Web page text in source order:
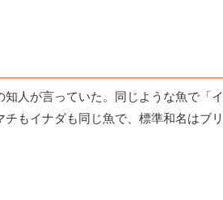
人が言っていた。同じような魚で「
もイナダも同じ魚で、標準和名はブ